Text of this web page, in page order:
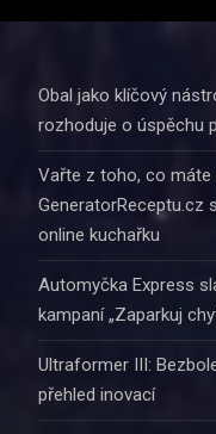
Obal jako klíčový
rozhoduje o úspěchu
Vařte z toho, co máte
GeneratorReceptu.cz
online kuchařku
Automyčka Express
kampaní „Zaparkuj
Ultraformer III:
přehled inovací